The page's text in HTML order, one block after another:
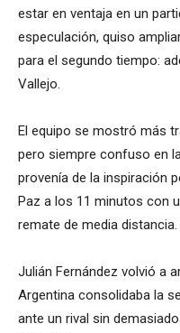
estar en ventaja en un
especulación, quiso
para el segundo tiempo:
Vallejo.
El equipo se mostró más
pero siempre confuso en
provenía de la inspiración
Paz a los 11 minutos con
remate de media distancia.
Julián Fernández volvió a
Argentina consolidaba la
ante un rival sin